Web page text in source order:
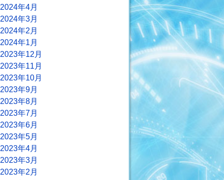
2024年4月
2024年3月
2024年2月
2024年1月
2023年12月
2023年11月
2023年10月
2023年9月
2023年8月
2023年7月
2023年6月
2023年5月
2023年4月
2023年3月
2023年2月